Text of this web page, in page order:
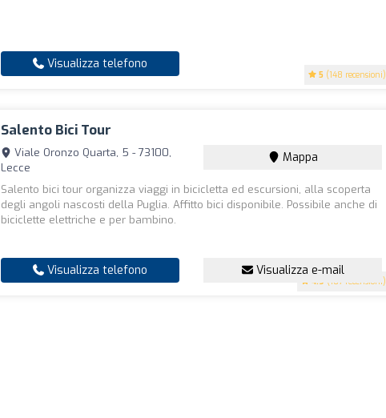
5 (148 recensioni)
Visualizza telefono
Salento Bici Tour
4.9 (107 recensioni)
Viale Oronzo Quarta, 5 - 73100,
Lecce
Mappa
Salento bici tour organizza viaggi in bicicletta ed escursioni, alla scoperta
degli angoli nascosti della Puglia. Affitto bici disponibile. Possibile anche di
biciclette elettriche e per bambino.
Visualizza telefono Visualizza e-mail